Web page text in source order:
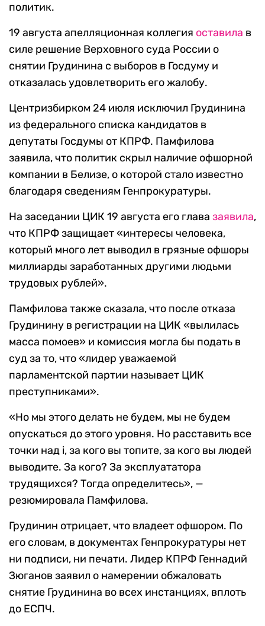
политик.
19 августа апелляционная коллегия оставила в
силе решение Верховного суда России о
снятии Грудинина с выборов в Госдуму и
отказалась удовлетворить его жалобу.
Центризбирком 24 июля исключил Грудинина
из федерального списка кандидатов в
депутаты Госдумы от КПРФ. Памфилова
заявила, что политик скрыл наличие офшорной
компании в Белизе, о которой стало известно
благодаря сведениям Генпрокуратуры.
На заседании ЦИК 19 августа его глава заявила,
что КПРФ защищает «интересы человека,
который много лет выводил в грязные офшоры
миллиарды заработанных другими людьми
трудовых рублей».
Памфилова также сказала, что после отказа
Грудинину в регистрации на ЦИК «вылилась
масса помоев» и комиссия могла бы подать в
суд за то, что «лидер уважаемой
парламентской партии называет ЦИК
преступниками».
«Но мы этого делать не будем, мы не будем
опускаться до этого уровня. Но расставить все
точки над i, за кого вы топите, за кого вы людей
выводите. За кого? За эксплуататора
трудящихся? Тогда определитесь», —
резюмировала Памфилова.
Грудинин отрицает, что владеет офшором. По
его словам, в документах Генпрокуратуры нет
ни подписи, ни печати. Лидер КПРФ Геннадий
Зюганов заявил о намерении обжаловать
снятие Грудинина во всех инстанциях, вплоть
до ЕСПЧ.